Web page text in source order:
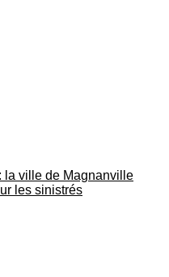
la ville de Magnanville
les sinistrés